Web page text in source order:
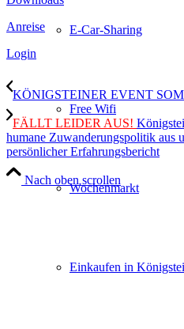
E-Car-Sharing
Free Wifi
Wochenmarkt
Einkaufen in
Anreise
Login
KÖNIGSTEINER EVENT
FÄLLT LEIDER AUS!
humane Zuwanderungspolitik aus
persönlicher Erfahrungsbericht
Nach oben scrollen